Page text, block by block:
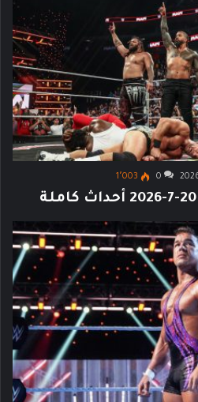
0 1٬003